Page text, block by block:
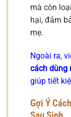
mà còn
hại, đảm
mẹ.
Ngoài ra,
cách dùng
giúp tiết
Gợi Ý